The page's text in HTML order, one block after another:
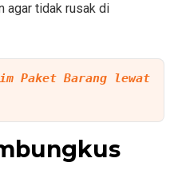
agar tidak rusak di
Paket Barang lewat